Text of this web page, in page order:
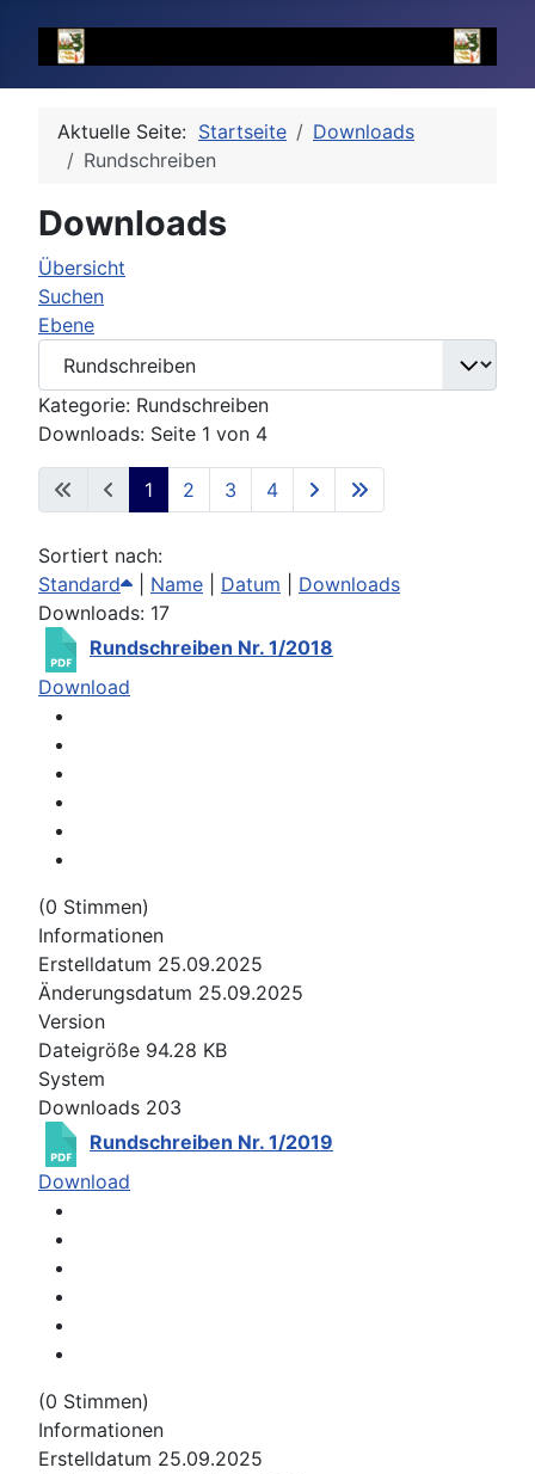
Aktuelle Seite: Startseite
Downloads
Rundschreiben
Downloads
Übersicht
Suchen
Ebene
Kategorie: Rundschreiben
Downloads: Seite 1 von 4
1 2 3 4
Sortiert nach:
Standard
Name Datum
Downloads
Downloads: 17
Rundschreiben Nr. 1/2018
Download
(0 Stimmen)
Informationen
Erstelldatum 25.09.2025
Änderungsdatum 25.09.2025
Version
Dateigröße 94.28 KB
System
Downloads 203
Rundschreiben Nr. 1/2019
Download
(0 Stimmen)
Informationen
Erstelldatum 25.09.2025